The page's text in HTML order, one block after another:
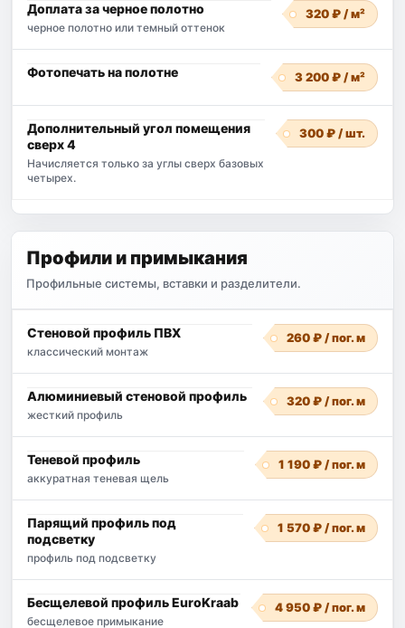
Доплата за черное полотно
черное полотно или темный оттенок
320 ₽ / м²
Фотопечать на полотне 3 200 ₽ / м²
Дополнительный угол помещения
сверх 4
Начисляется только за углы сверх базовых
четырех.
300 ₽ / шт.
Профили и примыкания
Профильные системы, вставки и разделители.
Стеновой профиль ПВХ
классический монтаж
260 ₽ / пог. м
Алюминиевый стеновой профиль
жесткий профиль
320 ₽ / пог. м
Теневой профиль
аккуратная теневая щель
1 190 ₽ / пог. м
Парящий профиль под
подсветку
профиль под подсветку
1 570 ₽ / пог. м
Бесщелевой профиль EuroKraab
бесщелевое примыкание
4 950 ₽ / пог. м